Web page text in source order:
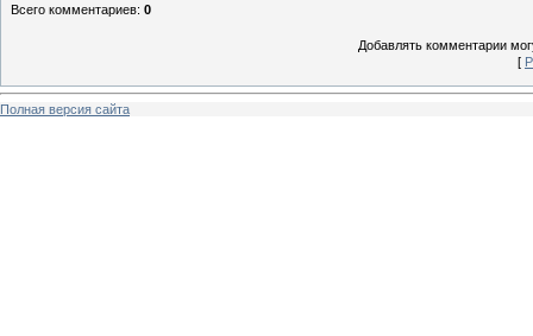
Всего комментариев: 0
Добавлять комментарии
[
Полная версия сайта